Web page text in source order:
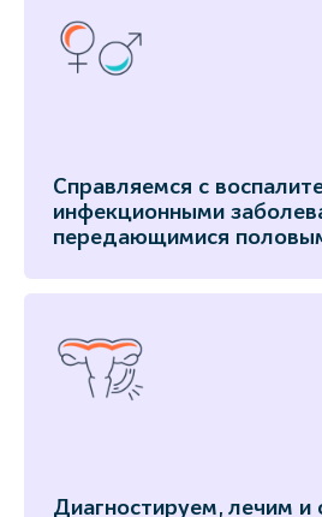
Справляемся с
инфекционными
передающимися
Диагностируем, лечим и